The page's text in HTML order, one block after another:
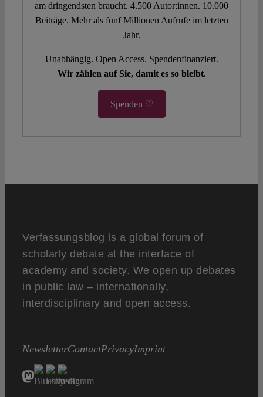
am dringendsten braucht. 4.500 Autor:innen. 10.000
Beiträge. Mehr als fünf Millionen Aufrufe im letzten
Jahr.
Unabhängig. Open Access. Spendenfinanziert.
Wir zählen auf Sie, damit es so bleibt.
Spenden ♡
Verfassungsblog is a global forum of
scholarly debate at the interface of
academy and society. We open up debates
in public law – internationally,
interdisciplinary and open access.
NewsletterContactPrivacyImprint